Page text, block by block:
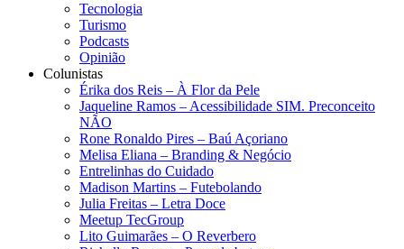
Tecnologia
Turismo
Podcasts
Opinião
Colunistas
Érika dos Reis​ – À Flor da Pele
Jaqueline Ramos – Acessibilidade SIM. Preconceito
NÃO
Rone Ronaldo Pires – Baú Açoriano
Melisa Eliana – Branding & Negócio
Entrelinhas do Cuidado
Madison Martins – Futebolando
Julia Freitas​ – Letra Doce
Meetup TecGroup
Lito Guimarães – O Reverbero